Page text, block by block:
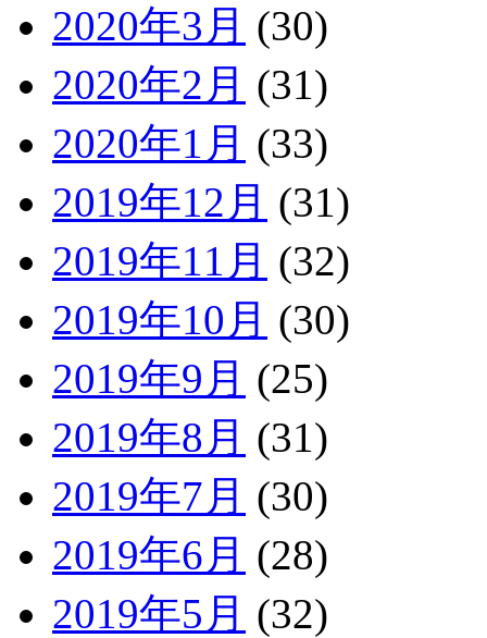
2020年3月 (30)
2020年2月 (31)
2020年1月 (33)
2019年12月 (31)
2019年11月 (32)
2019年10月 (30)
2019年9月 (25)
2019年8月 (31)
2019年7月 (30)
2019年6月 (28)
2019年5月 (32)